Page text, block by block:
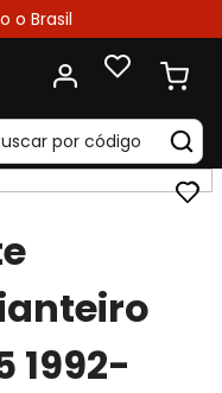
o Brasil
por código
1992-